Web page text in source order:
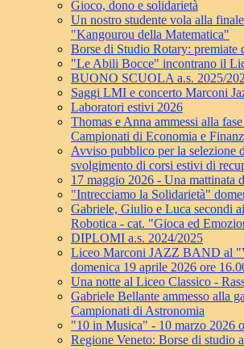
Gioco, dono e solidarietà
Un nostro studente vola alla
"Kangourou della Matematica"
Borse di Studio Rotary: premiate
"Le Abili Bocce" incontrano il
BUONO SCUOLA a.s. 2025/
Saggi LMI e concerto Marconi
Laboratori estivi 2026
Thomas e Anna ammessi alla
Campionati di Economia e
Avviso pubblico per la selezione
svolgimento di corsi estivi di
17 maggio 2026 - Una mattinata
"Intrecciamo la Solidarietà"
Gabriele, Giulio e Luca secondi
Robotica - cat. "Gioca ed
DIPLOMI a.s. 2024/2025
Liceo Marconi JAZZ BAND al
domenica 19 aprile 2026 ore
Una notte al Liceo Classico -
Gabriele Bellante ammesso alla
Campionati di Astronomia
"10 in Musica" - 10 marzo 2026
Regione Veneto: Borse di studio